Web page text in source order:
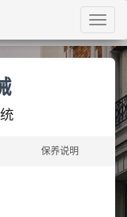
保养说明